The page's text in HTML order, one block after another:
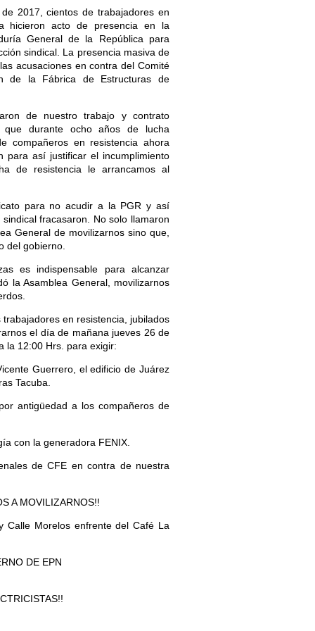
2017, cientos de trabajadores en
hicieron acto de presencia en la
General de la República para
sindical. La presencia masiva de
acusaciones en contra del Comité
de la Fábrica de Estructuras de
de nuestro trabajo y contrato
durante ocho años de lucha
compañeros en resistencia ahora
para así justificar el incumplimiento
de resistencia le arrancamos al
para no acudir a la PGR y así
fracasaron. No solo llamaron
General de movilizarnos sino que,
del gobierno.
es indispensable para alcanzar
la Asamblea General, movilizarnos
en resistencia, jubilados
el día de mañana jueves 26 de
la 12:00 Hrs. para exigir:
Guerrero, el edificio de Juárez
Tacuba.
antigüedad a los compañeros de
con la generadora FENIX.
de CFE en contra de nuestra
A MOVILIZARNOS!!
Calle Morelos enfrente del Café La
DE EPN